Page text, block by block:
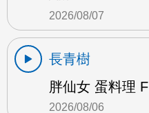
2026/08/07
長青樹
胖仙女 蛋料理
2026/08/06